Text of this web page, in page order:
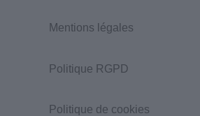
Mentions légales
Politique RGPD
Politique de cookies